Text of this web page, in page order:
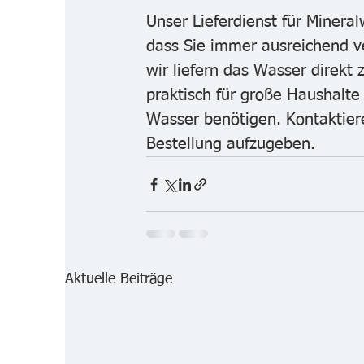
Unser Lieferdienst für
dass Sie immer ausreichend
wir liefern das Wasser direkt
praktisch für große
Wasser benötigen.
Bestellung aufzugeben.
Aktuelle Beiträge